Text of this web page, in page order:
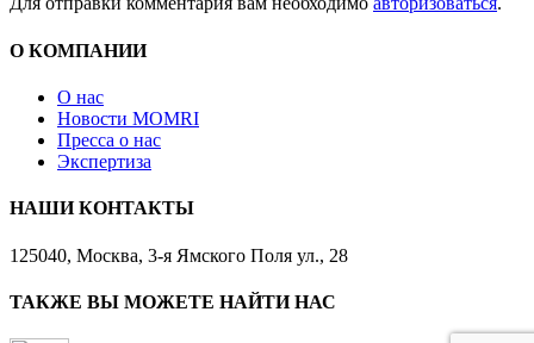
О КОМПАНИИ
О нас
Новости MOMRI
Пресса о нас
Экспертиза
НАШИ КОНТАКТЫ
125040, Москва, 3-я Ямского Поля ул., 28
ТАКЖЕ ВЫ МОЖЕТЕ НАЙТИ НАС